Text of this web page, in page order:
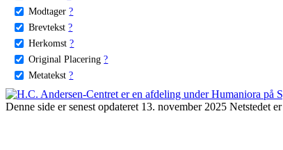
Modtager ?
Brevtekst ?
Herkomst ?
Original Placering ?
Metatekst ?
Denne side er senest opdateret 13. november 2025 Netstedet